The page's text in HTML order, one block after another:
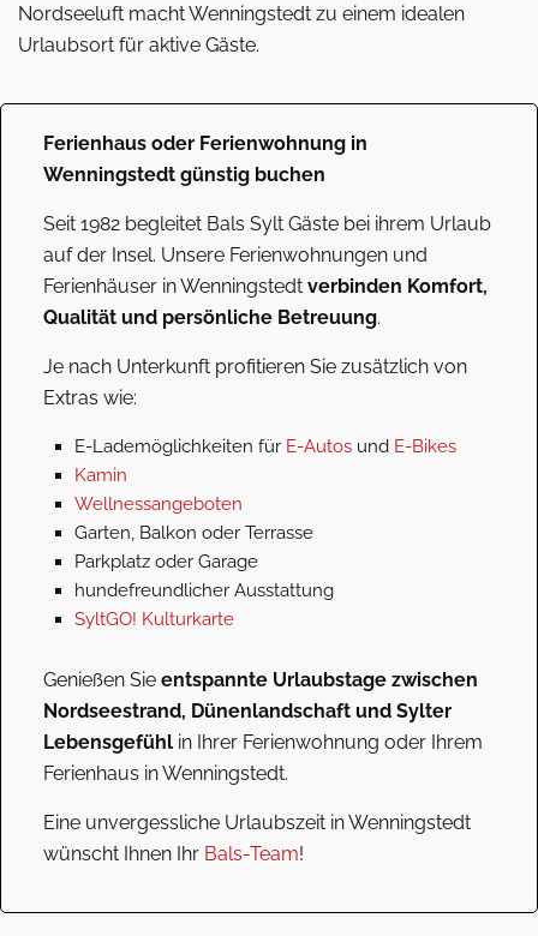
Nordseeluft macht Wenningstedt zu einem idealen
Urlaubsort für aktive Gäste.
Ferienhaus oder Ferienwohnung in
Wenningstedt günstig buchen
Seit 1982 begleitet Bals Sylt Gäste bei ihrem Urlaub
auf der Insel. Unsere Ferienwohnungen und
Ferienhäuser in Wenningstedt verbinden Komfort,
Qualität und persönliche Betreuung.
Je nach Unterkunft profitieren Sie zusätzlich von
Extras wie:
E-Lademöglichkeiten für E-Autos und E-Bikes
Kamin
Wellnessangeboten
Garten, Balkon oder Terrasse
Parkplatz oder Garage
hundefreundlicher Ausstattung
SyltGO! Kulturkarte
Genießen Sie entspannte Urlaubstage zwischen
Nordseestrand, Dünenlandschaft und Sylter
Lebensgefühl in Ihrer Ferienwohnung oder Ihrem
Ferienhaus in Wenningstedt.
Eine unvergessliche Urlaubszeit in Wenningstedt
wünscht Ihnen Ihr Bals-Team!